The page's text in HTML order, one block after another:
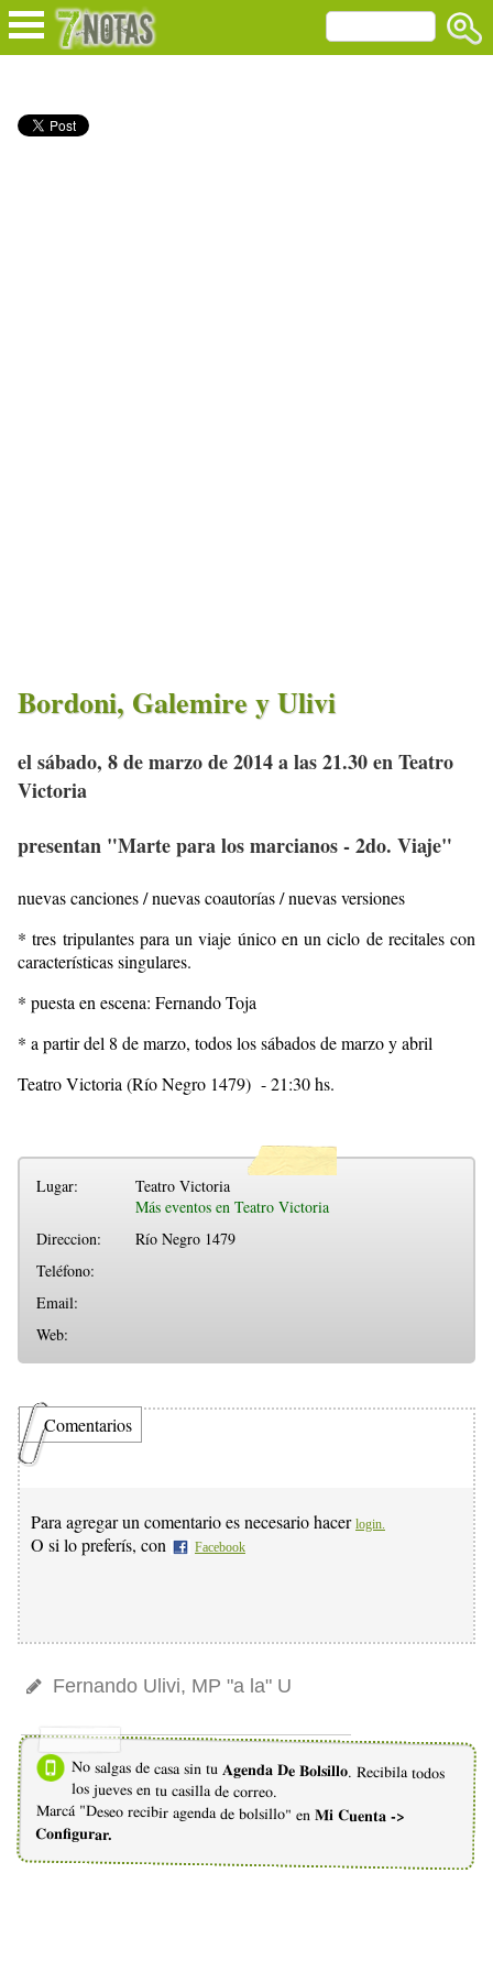
Bordoni, Galemire y Ulivi
el sábado, 8 de marzo de 2014 a las 21.30 en Teatro
Victoria
presentan "Marte para los marcianos - 2do. Viaje"
nuevas canciones / nuevas coautorías / nuevas versiones
* tres tripulantes para un viaje único en un ciclo de recitales con
características singulares.
* puesta en escena: Fernando Toja
* a partir del 8 de marzo, todos los sábados de marzo y abril
Teatro Victoria (Río Negro 1479) - 21:30 hs.
Lugar:
Teatro Victoria
Más eventos en Teatro Victoria
Direccion:
Río Negro 1479
Teléfono:
Email:
Web:
Comentarios
Para agregar un comentario es necesario hacer login.
O si lo preferís, con Facebook
Fernando Ulivi, MP "a la" U
No salgas de casa sin tu Agenda De Bolsillo. Recibila todos
los jueves en tu casilla de correo.
Marcá "Deseo recibir agenda de bolsillo" en Mi Cuenta ->
Configurar.